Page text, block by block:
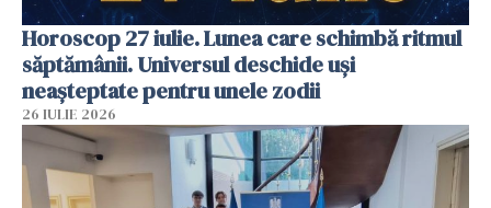
Horoscop 27 iulie. Lunea care schimbă ritmul
săptămânii. Universul deschide uși
neașteptate pentru unele zodii
26 IULIE 2026